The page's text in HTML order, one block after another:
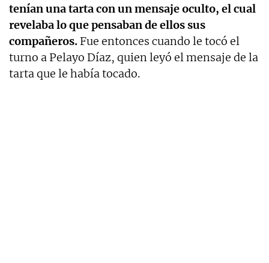
tenían una tarta con un mensaje oculto, el cual
revelaba lo que pensaban de ellos sus
compañeros.Fue entonces cuando le tocó el
turno a Pelayo Díaz, quien leyó el mensaje de la
tarta que le había tocado.